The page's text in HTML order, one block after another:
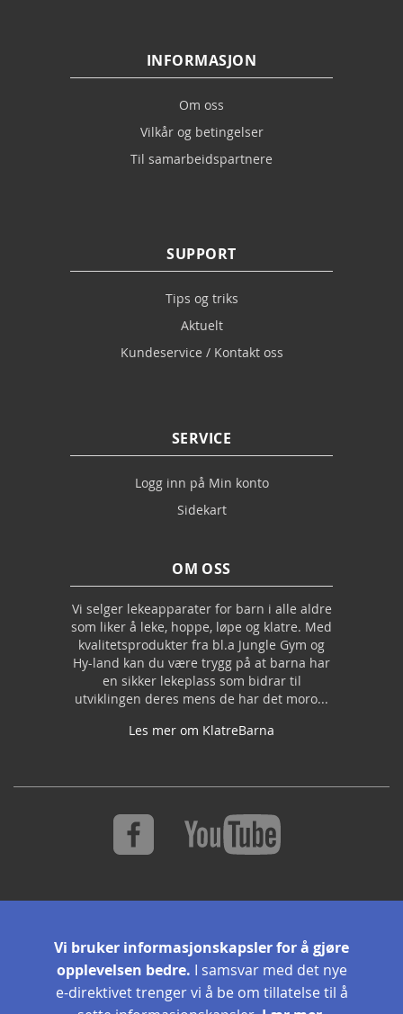
Vi bruker informasjonskapsler for å gjøre
opplevelsen bedre. I samsvar med det nye
e-direktivet trenger vi å be om tillatelse til å
INFORMASJON
Om oss
Vilkår og betingelser
Til samarbeidspartnere
SUPPORT
Tips og triks
Aktuelt
Kundeservice / Kontakt oss
SERVICE
Logg inn på Min konto
Sidekart
OM OSS
Vi selger lekeapparater for barn i alle aldre
som liker å leke, hoppe, løpe og klatre. Med
kvalitetsprodukter fra bl.a Jungle Gym og
Hy-land kan du være trygg på at barna har
en sikker lekeplass som bidrar til
utviklingen deres mens de har det moro...
Les mer om KlatreBarna